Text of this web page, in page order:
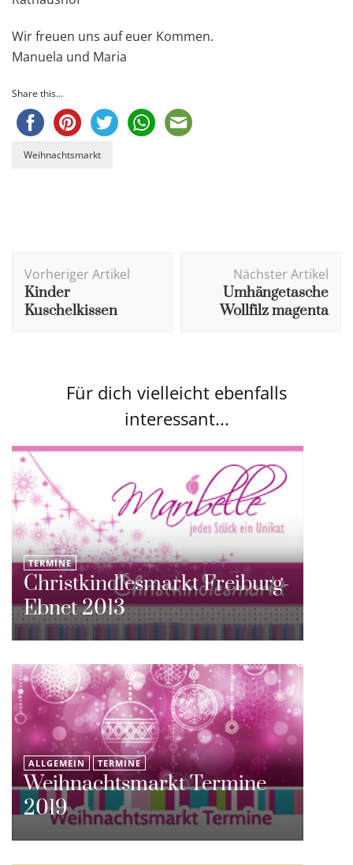
Wir freuen uns auf euer Kommen.
Manuela und Maria
Share this...
Weihnachtsmarkt
Vorheriger Artikel
Kinder
Kuschelkissen
Nächster Artikel
Umhängetasche
Wollfilz magenta
Für dich vielleicht ebenfalls
interessant...
TERMINE
Christkindlesmarkt Freiburg-
Ebnet 2013
ALLGEMEIN TERMINE
Weihnachtsmarkt Termine
2019